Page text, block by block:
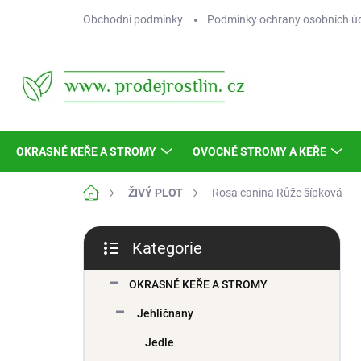
Obchodní podmínky Podmínky ochrany osobních
OKRASNÉ KEŘE A STROMY OVOCNÉ STROMY A KEŘE
Domů ŽIVÝ PLOT Rosa canina Růže šípková
P
s
kategorie
Kategorie
OKRASNÉ KEŘE A STROMY
Jehličnany
Jedle